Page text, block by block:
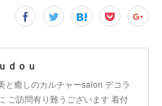
ｄｏｕ
と癒しのカルチャーsalon デコラ
ご訪問有り難うございます 着付